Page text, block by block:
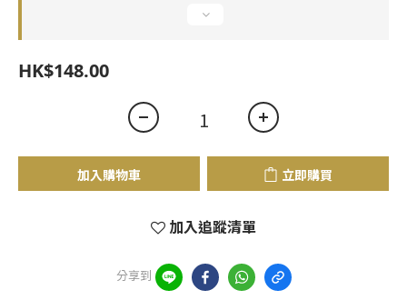
HK$148.00
加入購物車 立即購買
加入追蹤清單
分享到